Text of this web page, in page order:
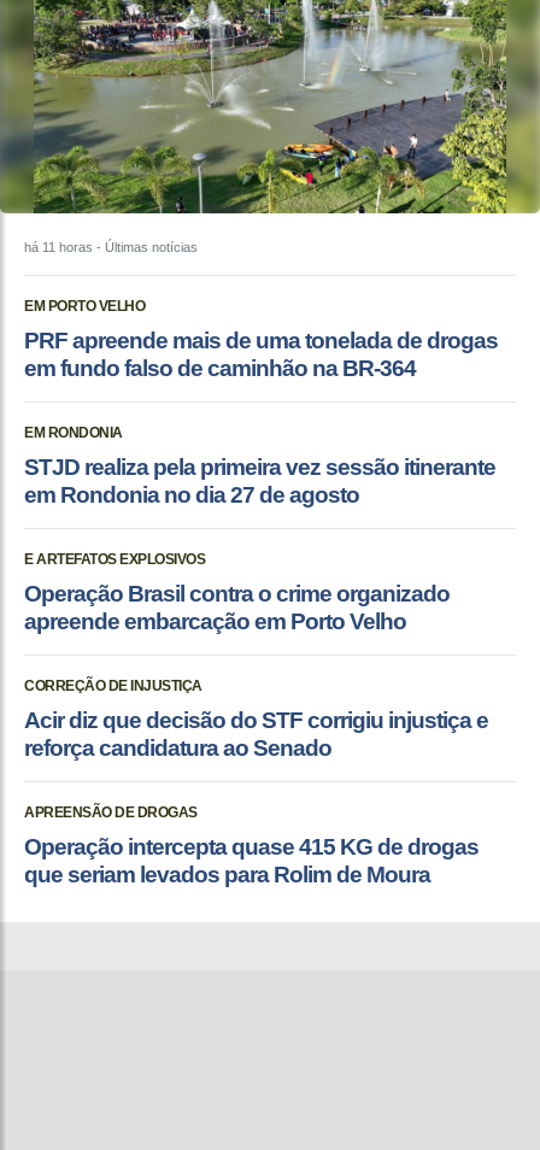
há 11 horas - Últimas notícias
EM PORTO VELHO
PRF apreende mais de uma tonelada de drogas
em fundo falso de caminhão na BR-364
EM RONDONIA
STJD realiza pela primeira vez sessão itinerante
em Rondonia no dia 27 de agosto
E ARTEFATOS EXPLOSIVOS
Operação Brasil contra o crime organizado
apreende embarcação em Porto Velho
CORREÇÃO DE INJUSTIÇA
Acir diz que decisão do STF corrigiu injustiça e
reforça candidatura ao Senado
APREENSÃO DE DROGAS
Operação intercepta quase 415 KG de drogas
que seriam levados para Rolim de Moura